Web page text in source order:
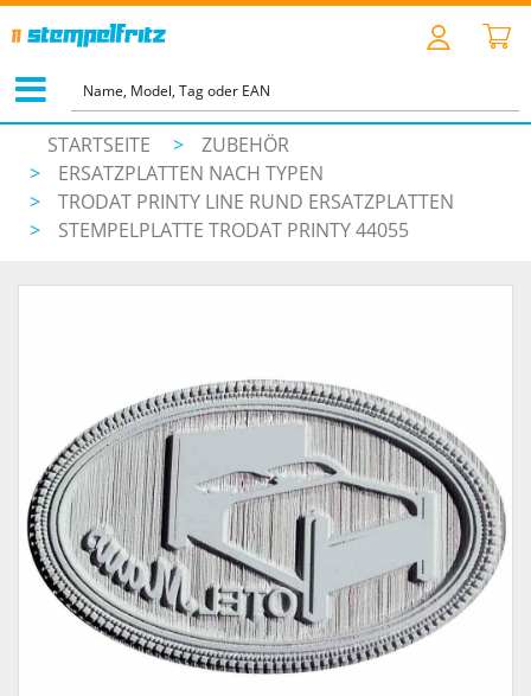
STARTSEITE >
ZUBEHÖR
>
ERSATZPLATTEN NACH TYPEN
>
TRODAT PRINTY LINE RUND ERSATZPLATTEN
>
STEMPELPLATTE TRODAT PRINTY 44055